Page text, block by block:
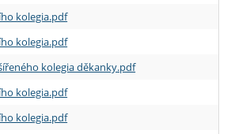
kolegia.pdf
kolegia.pdf
kolegia děkanky.pdf
kolegia.pdf
kolegia.pdf